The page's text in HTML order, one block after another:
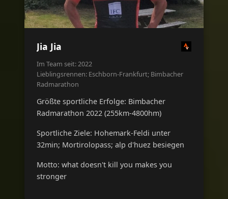
Jia Jia
Im Team seit: 2022
Lieblingsrennen: Eschborn-Frankfurt; Bimbacher
Radmarathon
Größte sportliche Erfolge: Bimbacher
Radmarathon 2022 (255km-4800hm)
Sportliche Ziele: Hohemark-Feldi unter
32min; Mortirolopass; alp d'huez besiegen
Motto: what doesn't kill you makes you
stronger